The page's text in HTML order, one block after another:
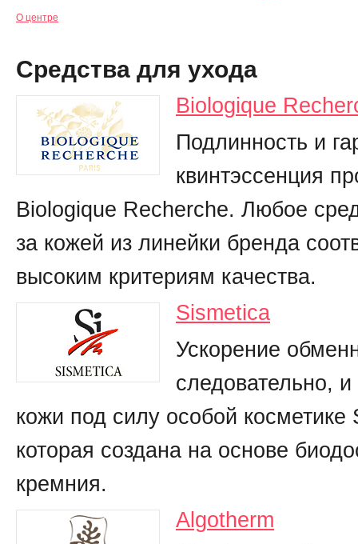
О центре
Средства для ухода
Biologique
Подлинность и
квинтэссенция
Biologique Recherche. Любое
за кожей из линейки бренда
высоким критериям качества.
Sismetica
Ускорение
следовательно,
кожи под силу особой косметике
которая создана на основе
кремния.
Algotherm